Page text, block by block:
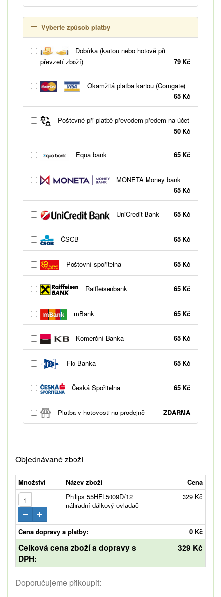
Vyberte způsob platby
Dobírka (kartou nebo hotově při
převzetí zboží)
79 Kč
Okamžitá platba kartou (Comgate)
65 Kč
Poštovné při platbě převodem předem na účet
50 Kč
Equa bank 65 Kč
MONETA Money bank
65 Kč
UniCredit Bank 65 Kč
ČSOB 65 Kč
Poštovní spořitelna 65 Kč
Raiffeisenbank 65 Kč
mBank 65 Kč
Komerční Banka 65 Kč
Fio Banka 65 Kč
Česká Spořitelna 65 Kč
Platba v hotovosti na prodejně ZDARMA
Objednávané zboží
Množství Název zboží
Cena
Philips 55HFL5009D/12
náhradní dálkový ovladač
329 Kč
Cena dopravy a platby: 0 Kč
Celková cena zboží a dopravy s
DPH:
329 Kč
Doporučujeme přikoupit: